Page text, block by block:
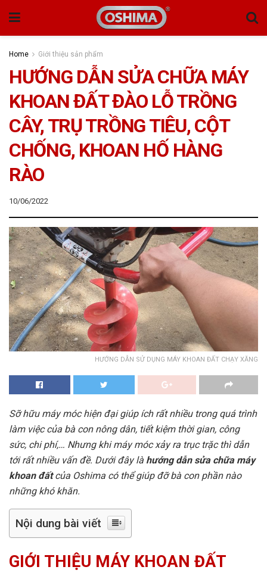
Home Giới thiệu sản phẩm
HƯỚNG DẪN SỬA CHỮA MÁY
KHOAN ĐẤT ĐÀO LỖ TRỒNG
CÂY, TRỤ TRỒNG TIÊU, CỘT
CHỐNG, KHOAN HỐ HÀNG
RÀO
10/06/2022
HƯỚNG DẪN SỬ DỤNG MÁY KHOAN ĐẤT CHẠY XĂNG
Sỡ hữu máy móc hiện đại giúp ích rất nhiều trong quá trình
làm việc của bà con nông dân, tiết kiệm thời gian, công
sức, chi phí,… Nhưng khi máy móc xảy ra trục trặc thì dẫn
tới rất nhiều vấn đề. Dưới đây là hướng dẫn sửa chữa máy
khoan đấtcủa Oshima có thể giúp đỡ bà con phần nào
những khó khăn.
Nội dung bài viết
GIỚI THIỆU MÁY KHOAN ĐẤT